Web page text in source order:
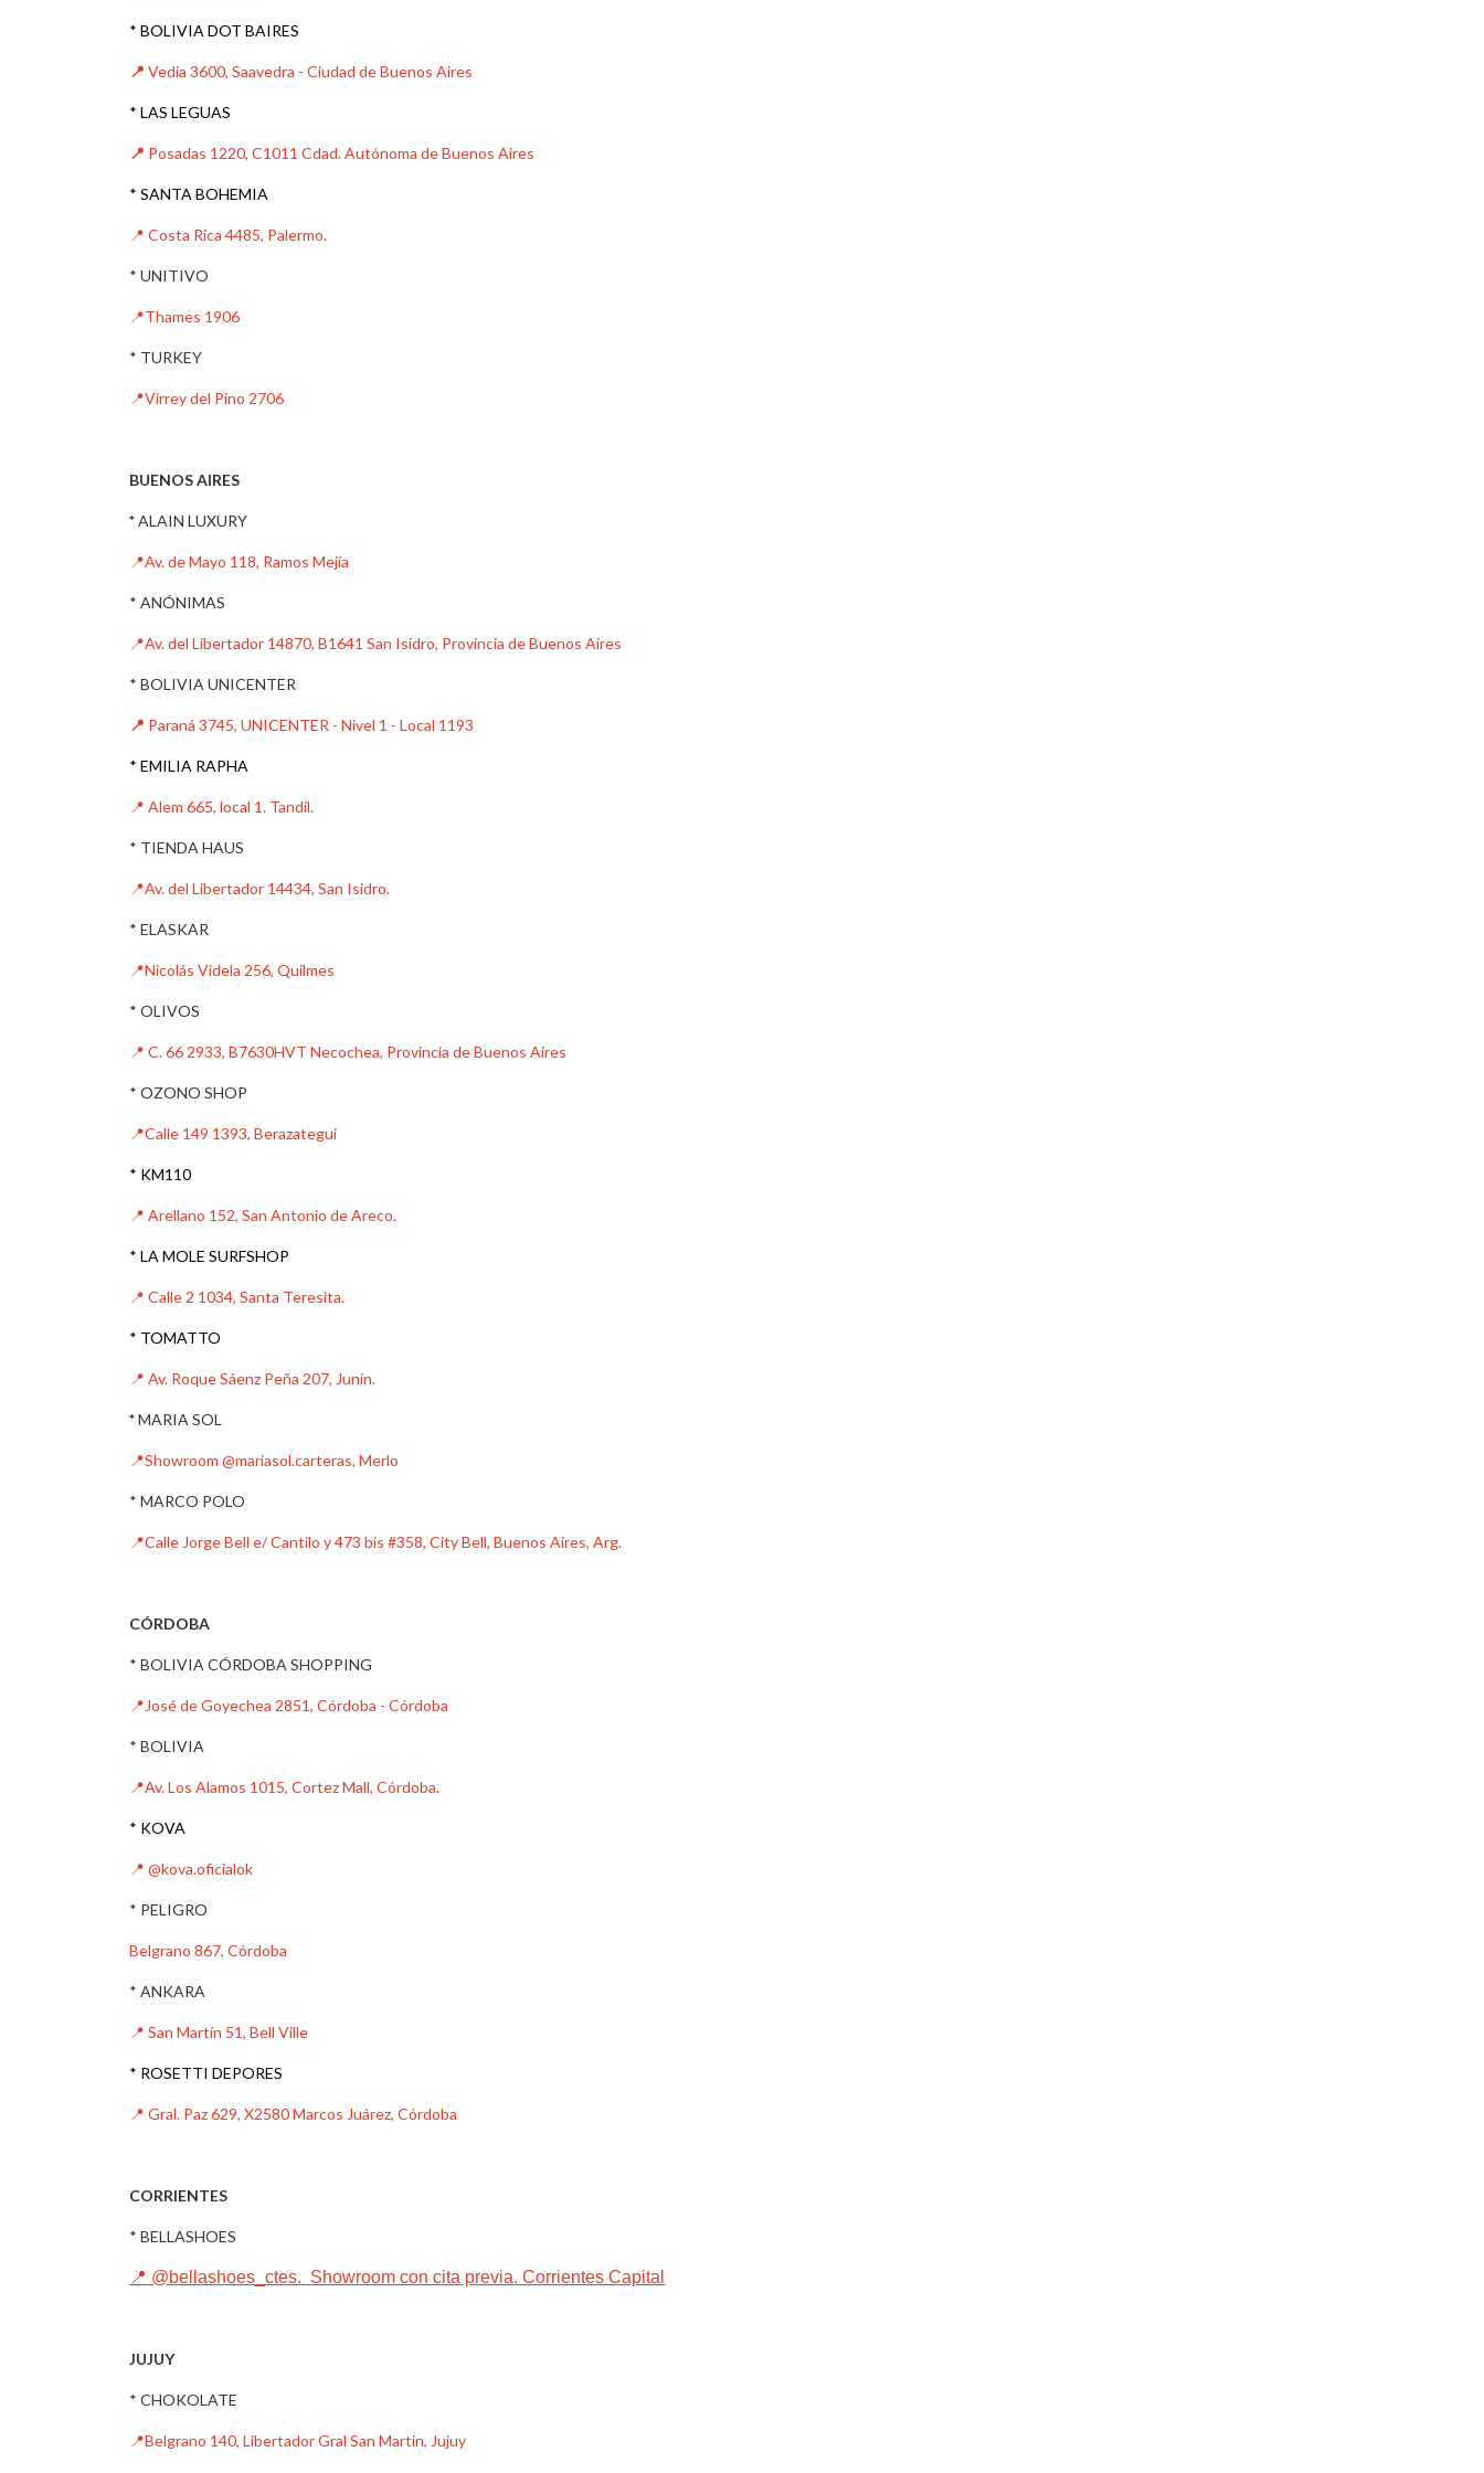
* BOLIVIA DOT BAIRES
📍 Vedia 3600, Saavedra - Ciudad de Buenos Aires
* LAS LEGUAS
📍 Posadas 1220, C1011 Cdad. Autónoma de Buenos Aires
* SANTA BOHEMIA
📍 Costa Rica 4485, Palermo.
* UNITIVO
📍Thames 1906
* TURKEY
📍Virrey del Pino 2706
BUENOS AIRES
*ALAIN LUXURY
📍Av. de Mayo 118, Ramos Mejía
* ANÓNIMAS
📍Av. del Libertador 14870, B1641 San Isidro, Provincia de Buenos Aires
* BOLIVIA UNICENTER
📍 Paraná 3745, UNICENTER - Nivel 1 - Local 1193
* EMILIA RAPHA
📍 Alem 665, local 1. Tandil.
* TIENDA HAUS
📍Av. del Libertador 14434, San Isidro.
* ELASKAR
📍Nicolás Videla 256, Quilmes
* OLIVOS
📍 C. 66 2933, B7630HVT Necochea, Provincia de Buenos Aires
* OZONO SHOP
📍Calle 149 1393, Berazategui
* KM110
📍 Arellano 152, San Antonio de Areco.
* LA MOLE SURFSHOP
📍 Calle 2 1034, Santa Teresita.
* TOMATTO
📍 Av. Roque Sáenz Peña 207, Junín.
*MARIA SOL
📍Showroom @mariasol.carteras, Merlo
* MARCO POLO
📍Calle Jorge Bell e/ Cantilo y 473 bis #358, City Bell, Buenos Aires, Arg.
CÓRDOBA
* BOLIVIA CÓRDOBA SHOPPING
📍 José de Goyechea 2851, Córdoba - Córdoba
* BOLIVIA
📍Av. Los Alamos 1015, Cortez Mall, Córdoba.
* KOVA
📍 @kova.oficialok
* PELIGRO
Belgrano 867, Córdoba
* ANKARA
📍 San Martín 51, Bell Ville
* ROSETTI DEPORES
📍 Gral. Paz 629, X2580 Marcos Juárez, Córdoba
CORRIENTES
* BELLASHOES
📍 @bellashoes_ctes. Showroom con cita previa. Corrientes Capital
JUJUY
* CHOKOLATE
📍Belgrano 140, Libertador Gral San Martín, Jujuy